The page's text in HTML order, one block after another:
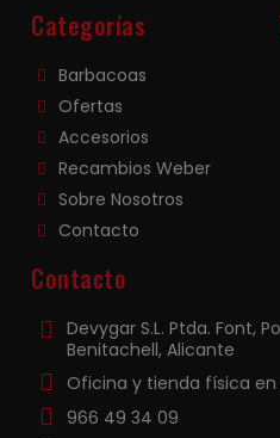
Categorías
Barbacoas
Ofertas
Accesorios
Recambios Weber
Sobre Nosotros
Contacto
Contacto
Devygar S.L. Ptda. Font,
Benitachell, Alicante
Oficina y tienda física en
966 49 34 09